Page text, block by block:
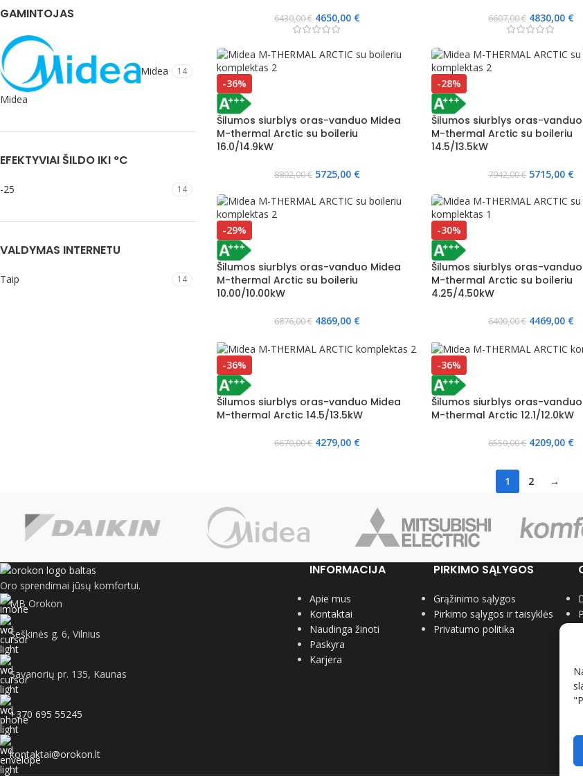
GAMINTOJAS
Midea
Midea 14
EFEKTYVIAI ŠILDO IKI °C
-25 14
VALDYMAS INTERNETU
Taip 14
6430,00€ 4650,00 € 6607,00€ 4830,00 €
-36%
Šilumos siurblys oras-vanduo Midea
M-thermal Arctic su boileriu
16.0/14.9kW
8892,00€ 5725,00 €
-28%
Šilumos siurblys oras-
M-thermal Arctic su boileriu
14.5/13.5kW
7942,00€ 5715,00 €
-29%
Šilumos siurblys oras-vanduo Midea
M-thermal Arctic su boileriu
10.00/10.00kW
6876,00€ 4869,00 €
-30%
Šilumos siurblys oras-
M-thermal Arctic su boileriu
4.25/4.50kW
6400,00€ 4469,00 €
-36%
Šilumos siurblys oras-vanduo Midea
M-thermal Arctic 14.5/13.5kW
6670,00€ 4279,00 €
-36%
Šilumos siurblys oras-
M-thermal Arctic 12.1/12.0kW
6550,00€ 4209,00 €
1 2 →
Oro sprendimai jūsų komfortui.
MB Orokon
Šeškinės g. 6, Vilnius
Savanorių pr. 135, Kaunas
+370 695 55245
kontaktai@orokon.lt
INFORMACIJA
Apie mus
Kontaktai
Naudinga žinoti
Paskyra
Karjera
PIRKIMO SĄLYGOS
Grąžinimo sąlygos
Pirkimo sąlygos ir taisyklės
Privatumo politika